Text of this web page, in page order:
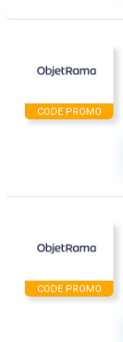
CODE PROMO
CODE PROMO